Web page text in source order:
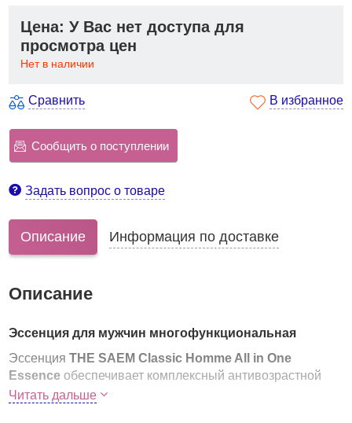
Цена: У Вас нет доступа для
просмотра цен
Нет в наличии
Сравнить В избранное
Сообщить о поступлении
Задать вопрос о товаре
Описание Информация по доставке
Описание
Эссенция для мужчин многофункциональная
ЭссенцияTHE SAEM Classic Homme All in One
Essence обеспечивает комплексный антивозрастной
уход за мужской кожей:
Читать дальше